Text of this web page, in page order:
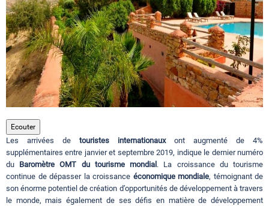
Régions
Hotels
Evenements
Contact
Ecouter
Les arrivées de touristes internationauxont augmenté de 4%
supplémentaires entre janvier et septembre 2019, indique le dernier numéro
du Baromètre OMT du tourisme mondial . La croissance du tourisme
continue de dépasser la croissance économique mondiale, témoignant de
son énorme potentiel de création d’opportunités de développement à travers
le monde, mais également de ses défis en matière de développement